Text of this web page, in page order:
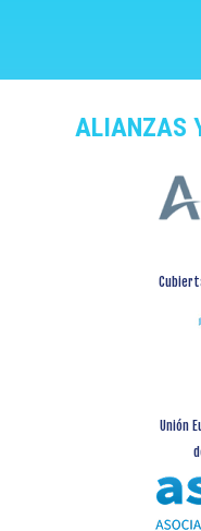
ALIANZAS
Unión